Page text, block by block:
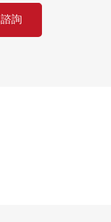
諮詢